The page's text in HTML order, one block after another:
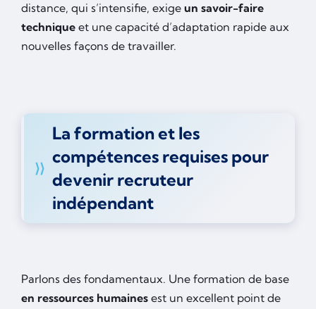
distance, qui s’intensifie, exige un savoir-faire
technique et une capacité d’adaptation rapide aux
nouvelles façons de travailler.
La formation et les
compétences requises pour
devenir recruteur
indépendant
Parlons des fondamentaux. Une formation de base
en ressources humaines est un excellent point de